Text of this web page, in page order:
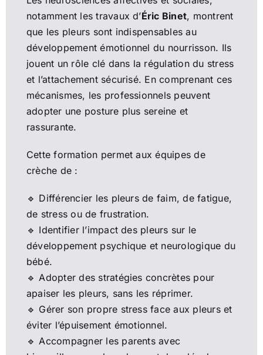
notamment les travaux d’Éric Binet, montrent
que les pleurs sont indispensables au
développement émotionnel du nourrisson. Ils
jouent un rôle clé dans la régulation du stress
et l’attachement sécurisé. En comprenant ces
mécanismes, les professionnels peuvent
adopter une posture plus sereine et
rassurante.
Cette formation permet aux équipes de
crèche de :
🔹 Différencier les pleurs de faim, de fatigue,
de stress ou de frustration.
🔹 Identifier l’impact des pleurs sur le
développement psychique et neurologique du
bébé.
🔹 Adopter des stratégies concrètes pour
apaiser les pleurs, sans les réprimer.
🔹 Gérer son propre stress face aux pleurs et
éviter l’épuisement émotionnel.
🔹 Accompagner les parents avec